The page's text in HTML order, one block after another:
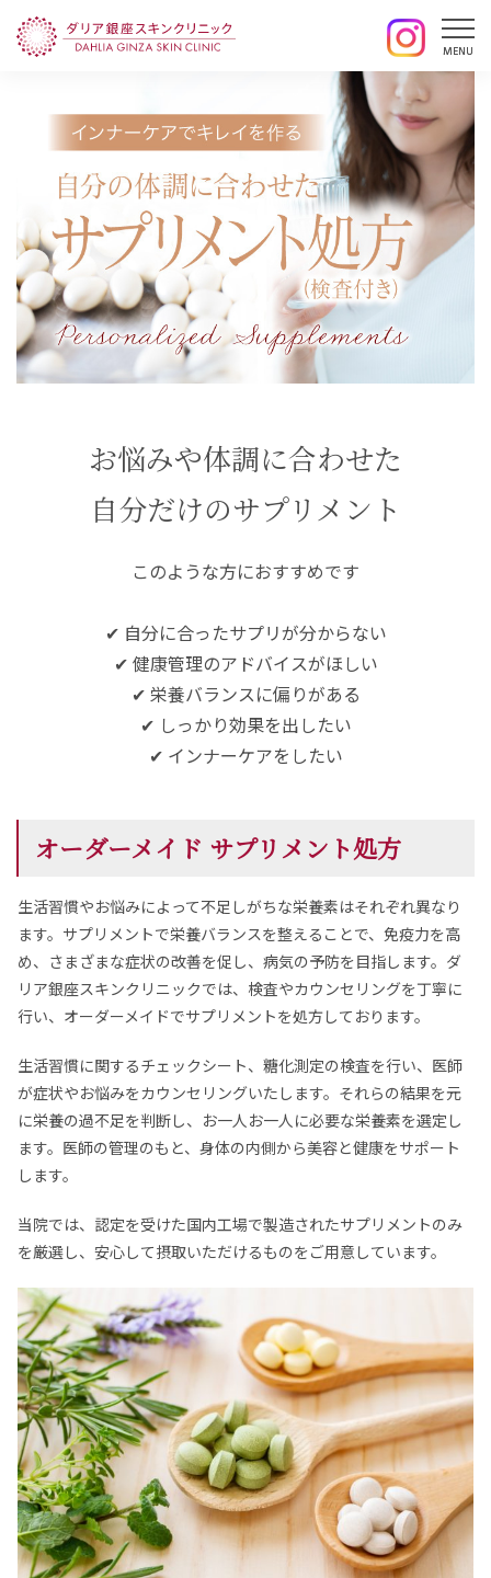
お悩みや体調に合わせた
自分だけのサプリメント
このような方におすすめです
✔ 自分に合ったサプリが分からない
✔ 健康管理のアドバイスがほしい
✔ 栄養バランスに偏りがある
✔ しっかり効果を出したい
✔ インナーケアをしたい
オーダーメイド サプリメント処方
生活習慣やお悩みによって不足しがちな栄養素はそれぞれ異なり
ます。サプリメントで栄養バランスを整えることで、免疫力を高
め、さまざまな症状の改善を促し、病気の予防を目指します。ダ
リア銀座スキンクリニックでは、検査やカウンセリングを丁寧に
行い、オーダーメイドでサプリメントを処方しております。
生活習慣に関するチェックシート、糖化測定の検査を行い、医師
が症状やお悩みをカウンセリングいたします。それらの結果を元
に栄養の過不足を判断し、お一人お一人に必要な栄養素を選定し
ます。医師の管理のもと、身体の内側から美容と健康をサポート
します。
当院では、認定を受けた国内工場で製造されたサプリメントのみ
を厳選し、安心して摂取いただけるものをご用意しています。